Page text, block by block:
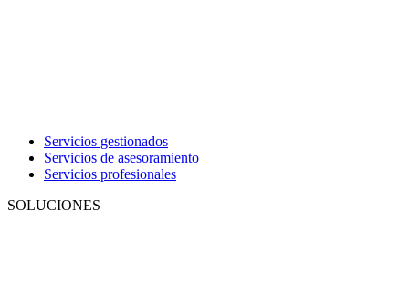
Servicios gestionados
Servicios de asesoramiento
Servicios profesionales
SOLUCIONES